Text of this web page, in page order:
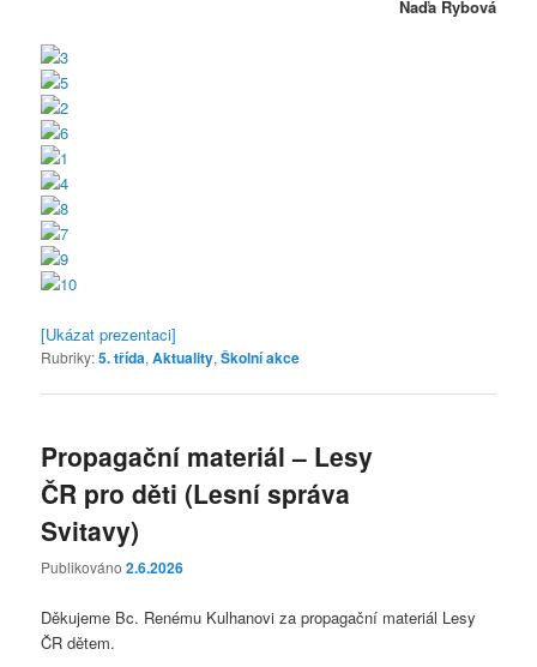
Naďa Rybová
[Ukázat prezentaci]
Rubriky:5. třída,Aktuality,Školní akce
Propagační materiál – Lesy
ČR pro děti (Lesní správa
Svitavy)
Publikováno2.6.2026
Děkujeme Bc. Renému Kulhanovi za propagační materiál Lesy
ČR dětem.